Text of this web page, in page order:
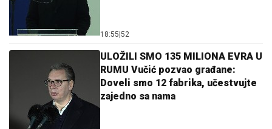
18:55 52
ULOŽILI SMO 135 MILIONA EVRA U
RUMU Vučić pozvao građane:
Doveli smo 12 fabrika, učestvujte
zajedno sa nama